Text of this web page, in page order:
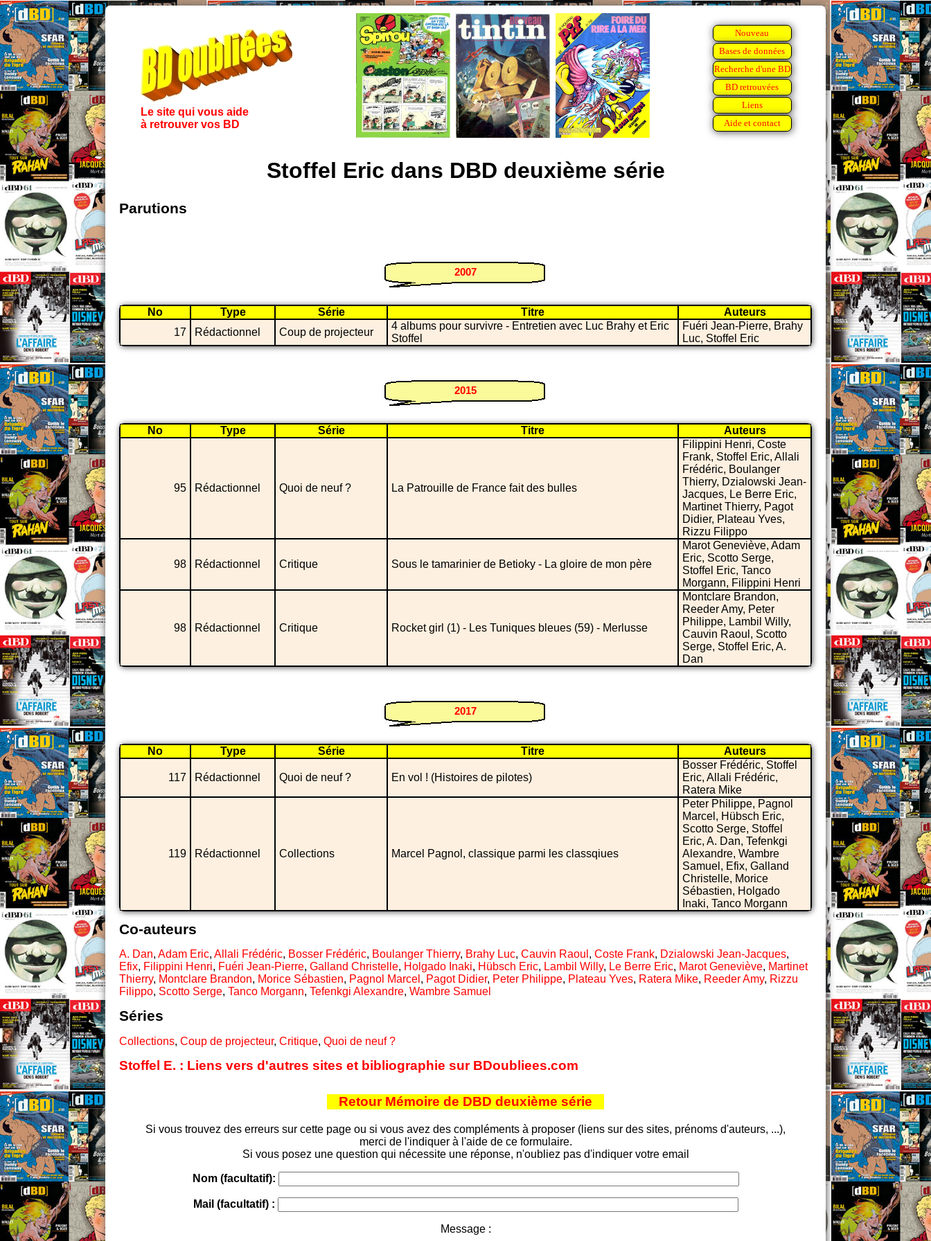
Le site qui vous aide
à retrouver vos BD
Nouveau
Bases de données
Recherche d'une BD
BD retrouvées
Liens
Aide et contact
Stoffel Eric dans DBD deuxième série
Parutions
2007
No Type Série Titre
Auteurs
17
Rédactionnel Coup de projecteur
4 albums pour survivre - Entretien avec Luc Brahy et Eric
Stoffel
Fuéri Jean-Pierre, Brahy
Luc, Stoffel Eric
2015
No Type Série Titre Auteurs
95 Rédactionnel Quoi de neuf ? La Patrouille de France fait des bulles
Filippini Henri, Coste
Frank, Stoffel Eric, Allali
Frédéric, Boulanger
Thierry, Dzialowski Jean-
Jacques, Le Berre Eric,
Martinet Thierry, Pagot
Didier, Plateau Yves,
Rizzu Filippo
98 Rédactionnel Critique Sous le tamarinier de Betioky - La gloire de mon père
Marot Geneviève, Adam
Eric, Scotto Serge,
Stoffel Eric, Tanco
Morgann, Filippini Henri
98 Rédactionnel Critique Rocket girl (1) - Les Tuniques bleues (59) - Merlusse
Montclare Brandon,
Reeder Amy, Peter
Philippe, Lambil Willy,
Cauvin Raoul, Scotto
Serge, Stoffel Eric, A.
Dan
2017
No Type Série Titre Auteurs
117 Rédactionnel Quoi de neuf ? En vol ! (Histoires de pilotes)
Bosser Frédéric, Stoffel
Eric, Allali Frédéric,
Ratera Mike
119 Rédactionnel Collections Marcel Pagnol, classique parmi les classqiues
Peter Philippe, Pagnol
Marcel, Hübsch Eric,
Scotto Serge, Stoffel
Eric, A. Dan, Tefenkgi
Alexandre, Wambre
Samuel, Efix, Galland
Christelle, Morice
Sébastien, Holgado
Inaki, Tanco Morgann
Co-auteurs
A. Dan, Adam Eric, Allali Frédéric, Bosser Frédéric, Boulanger Thierry, Brahy Luc, Cauvin Raoul , Coste Frank, Dzialowski Jean-Jacques,
Efix, Filippini Henri, Fuéri Jean-Pierre, Galland Christelle, Holgado Inaki, Hübsch Eric, Lambil Willy, Le Berre Eric, Marot Geneviève, Martinet
Thierry, Montclare Brandon, Morice Sébastien, Pagnol Marcel , Pagot Didier, Peter Philippe, Plateau Yves, Ratera Mike, Reeder Amy, Rizzu
Filippo, Scotto Serge, Tanco Morgann, Tefenkgi Alexandre, Wambre Samuel
Séries
Collections, Coup de projecteur, Critique, Quoi de neuf ?
Stoffel E. : Liens vers d'autres sites et bibliographie sur BDoubliees.com
Retour Mémoire de DBD deuxième série
Si vous trouvez des erreurs sur cette page ou si vous avez des compléments à proposer (liens sur des sites, prénoms d'auteurs, ...),
merci de l'indiquer à l'aide de ce formulaire.
Si vous posez une question qui nécessite une réponse, n'oubliez pas d'indiquer votre email
Nom (facultatif):
Mail (facultatif) :
Message :